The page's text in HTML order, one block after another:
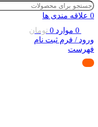
0 علاقه مندی ها
0 موارد 0 تومان
ورود / فرم ثبت نام
فهرست